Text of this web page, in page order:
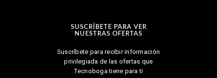
SUSCRÍBETE PARA VER
NUESTRAS OFERTAS
Suscríbete para recibir información
privilegiada de las ofertas que
Tecnoboga tiene para ti